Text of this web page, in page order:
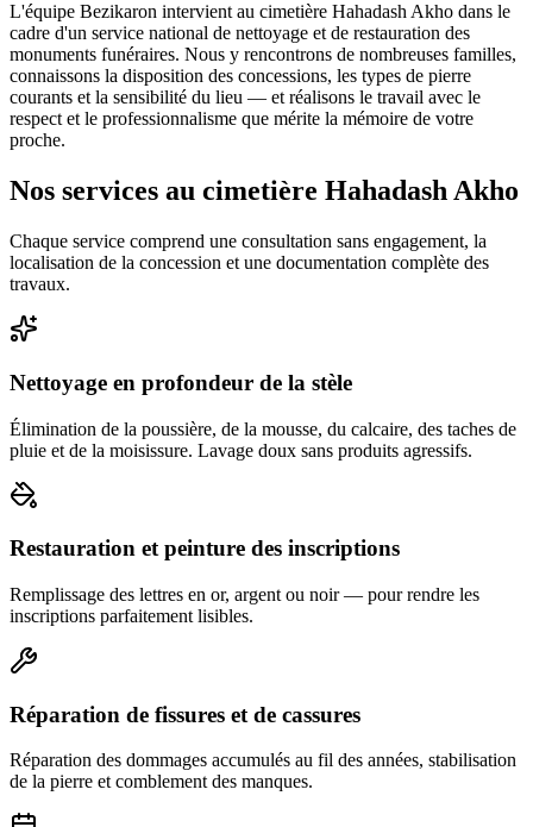
L'équipe Bezikaron intervient au cimetière Hahadash Akho dans le
cadre d'un service national de nettoyage et de restauration des
monuments funéraires. Nous y rencontrons de nombreuses familles,
connaissons la disposition des concessions, les types de pierre
courants et la sensibilité du lieu — et réalisons le travail avec le
respect et le professionnalisme que mérite la mémoire de votre
proche.
Nos services au cimetière Hahadash Akho
Chaque service comprend une consultation sans engagement, la
localisation de la concession et une documentation complète des
travaux.
Nettoyage en profondeur de la stèle
Élimination de la poussière, de la mousse, du calcaire, des taches de
pluie et de la moisissure. Lavage doux sans produits agressifs.
Restauration et peinture des inscriptions
Remplissage des lettres en or, argent ou noir — pour rendre les
inscriptions parfaitement lisibles.
Réparation de fissures et de cassures
Réparation des dommages accumulés au fil des années, stabilisation
de la pierre et comblement des manques.